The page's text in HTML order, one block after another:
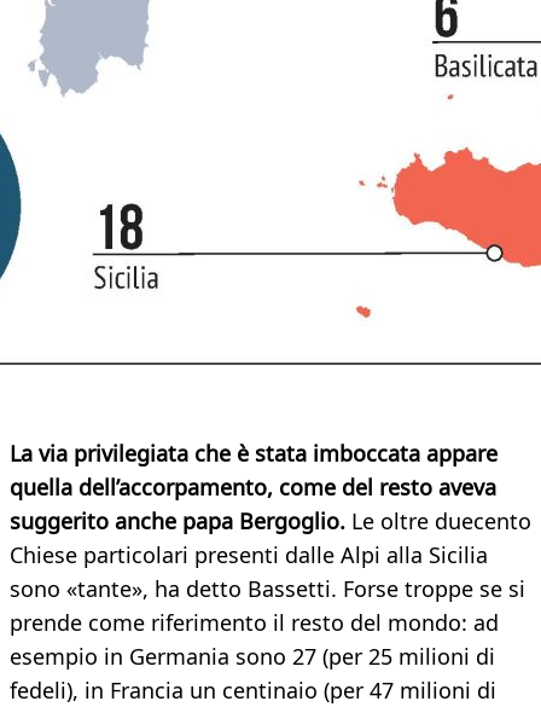
La via privilegiata che è stata imboccata appare
quella dell’accorpamento, come del resto aveva
suggerito anche papa Bergoglio. Le oltre duecento
Chiese particolari presenti dalle Alpi alla Sicilia
sono «tante», ha detto Bassetti. Forse troppe se si
prende come riferimento il resto del mondo: ad
esempio in Germania sono 27 (per 25 milioni di
fedeli), in Francia un centinaio (per 47 milioni di